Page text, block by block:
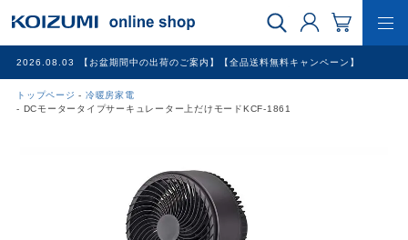
2026.08.03 【お盆期間中の出荷のご案内】【全品送料無料キャンペーン】
トップページ
冷暖房家電
DCモータータイプサーキュレーター上だけモードKCF-1861
WEB限定品